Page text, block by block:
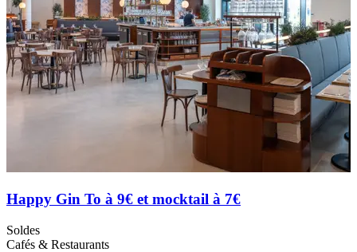
Happy Gin To à 9€ et mocktail à 7€
Soldes
Cafés & Restaurants